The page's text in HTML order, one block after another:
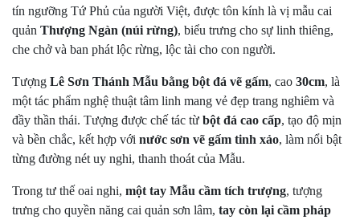
tín ngưỡng Tứ Phủ của người Việt, được tôn kính là vị mẫu cai
quản Thượng Ngàn (núi rừng), biểu trưng cho sự linh thiêng,
che chở và ban phát lộc rừng, lộc tài cho con người.
Tượng Lê Sơn Thánh Mẫu bằng bột đá vẽ gấm, cao 30cm, là
một tác phẩm nghệ thuật tâm linh mang vẻ đẹp trang nghiêm và
đầy thần thái. Tượng được chế tác từ bột đá cao cấp, tạo độ mịn
và bền chắc, kết hợp với nước sơn vẽ gấm tinh xảo, làm nổi bật
từng đường nét uy nghi, thanh thoát của Mẫu.
Trong tư thế oai nghi, một tay Mẫu cầm tích trượng, tượng
trưng cho quyền năng cai quản sơn lâm, tay còn lại cầm pháp